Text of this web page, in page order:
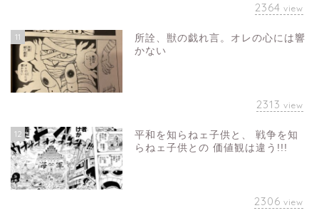
2364 view
11
所詮、獣の戯れ言。オレの心には響
かない
2313 view
12
平和を知らねェ子供と、 戦争を知
らねェ子供との 価値観は違う!!!
2306 view